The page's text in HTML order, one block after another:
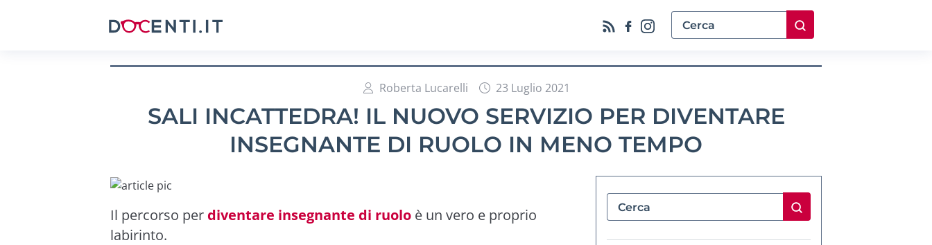
Roberta Lucarelli 23 Luglio 2021
SALI INCATTEDRA! IL NUOVO SERVIZIO PER DIVENTARE
INSEGNANTE DI RUOLO IN MENO TEMPO
Il percorso per diventare insegnante di ruolo è un vero e proprio
labirinto.